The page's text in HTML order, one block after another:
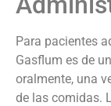
Para pacientes
Gasflum es de
oralmente, una
de las comidas.